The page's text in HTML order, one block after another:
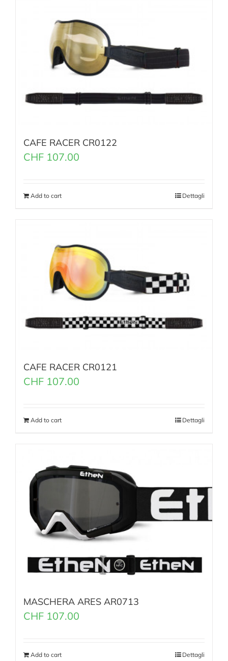
CAFE RACER CR0122
CHF 107.00
Add to cart Dettagli
CAFE RACER CR0121
CHF 107.00
Add to cart Dettagli
MASCHERA ARES AR0713
CHF 107.00
Add to cart Dettagli